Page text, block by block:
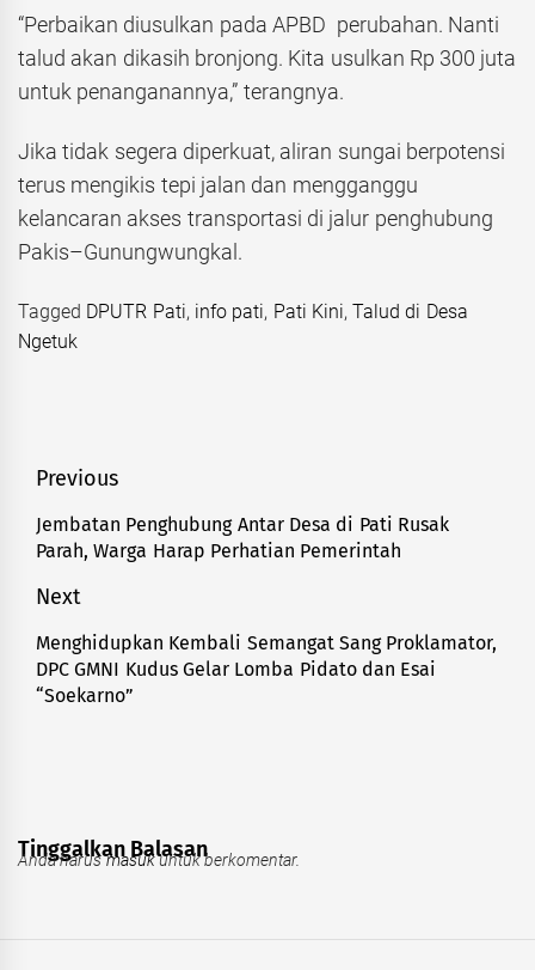
“Perbaikan diusulkan pada APBD perubahan. Nanti
talud akan dikasih bronjong. Kita usulkan Rp 300 juta
untuk penanganannya,” terangnya.
Jika tidak segera diperkuat, aliran sungai berpotensi
terus mengikis tepi jalan dan mengganggu
kelancaran akses transportasi di jalur penghubung
Pakis–Gunungwungkal.
Tagged DPUTR Pati, info pati, Pati Kini,Talud di Desa
Ngetuk
Navigasi
pos
Previous
Previous
post:
Jembatan Penghubung Antar Desa di Pati Rusak
Parah, Warga Harap Perhatian Pemerintah
Next
Next
post:
​Menghidupkan Kembali Semangat Sang Proklamator,
DPC GMNI Kudus Gelar Lomba Pidato dan Esai
“Soekarno”
Tinggalkan Balasan
Anda harusmasukuntuk berkomentar.